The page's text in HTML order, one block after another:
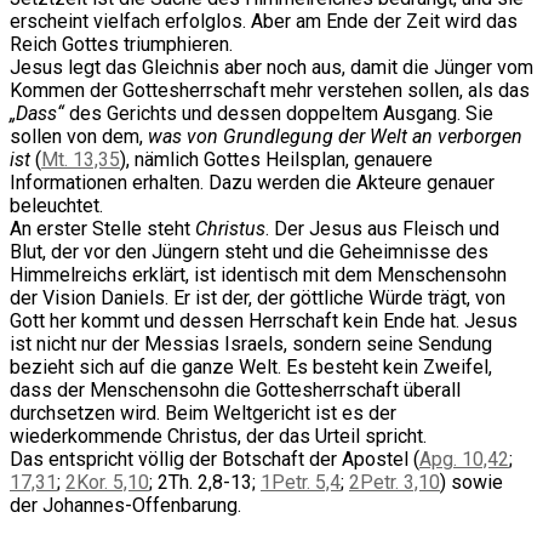
erscheint vielfach erfolglos. Aber am Ende der Zeit wird das
Reich Gottes triumphieren.
Jesus legt das Gleichnis aber noch aus, damit die Jünger vom
Kommen der Gottesherrschaft mehr verstehen sollen, als das
„Dass“ des Gerichts und dessen doppeltem Ausgang. Sie
sollen von dem, was von Grundlegung der Welt an verborgen
ist ( Mt. 13,35), nämlich Gottes Heilsplan, genauere
Informationen erhalten. Dazu werden die Akteure genauer
beleuchtet.
An erster Stelle steht Christus. Der Jesus aus Fleisch und
Blut, der vor den Jüngern steht und die Geheimnisse des
Himmelreichs erklärt, ist identisch mit dem Menschensohn
der Vision Daniels. Er ist der, der göttliche Würde trägt, von
Gott her kommt und dessen Herrschaft kein Ende hat. Jesus
ist nicht nur der Messias Israels, sondern seine Sendung
bezieht sich auf die ganze Welt. Es besteht kein Zweifel,
dass der Menschensohn die Gottesherrschaft überall
durchsetzen wird. Beim Weltgericht ist es der
wiederkommende Christus, der das Urteil spricht.
Das entspricht völlig der Botschaft der Apostel (Apg. 10,42;
17,31; 2Kor. 5,10; 2Th. 2,8-13; 1Petr. 5,4; 2Petr. 3,10) sowie
der Johannes-Offenbarung.